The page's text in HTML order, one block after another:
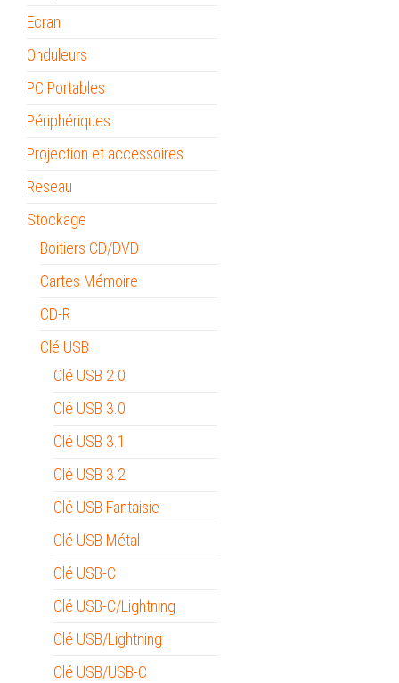
Ecran
Onduleurs
PC Portables
Périphériques
Projection et accessoires
Reseau
Stockage
Boitiers CD/DVD
Cartes Mémoire
CD-R
Clé USB
Clé USB 2.0
Clé USB 3.0
Clé USB 3.1
Clé USB 3.2
Clé USB Fantaisie
Clé USB Métal
Clé USB-C
Clé USB-C/Lightning
Clé USB/Lightning
Clé USB/USB-C